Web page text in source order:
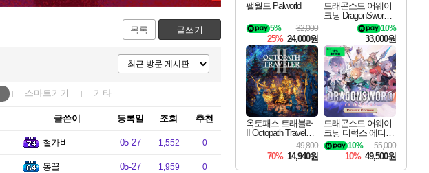
목록 글쓰기
스마트기기 기타
글쓴이 등록일 조회 추천
철가비 05-27 1,552 0
몽끌 05-27 1,959 0
팰월드 Palworld
32,000
5%
25% 24,000원
드래곤소드 어웨이
크닝 DragonSword A
10%
33,000원
옥토패스 트래블러
II Octopath Traveler I
49,800
70% 14,940원
드래곤소드 어웨이
크닝 디럭스 에디션
DragonSword Awake
ning Deluxe Edition
55,000
10%
10% 49,500원